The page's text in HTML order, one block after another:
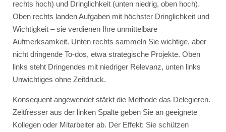
rechts hoch) und Dringlichkeit (unten niedrig, oben hoch).
Oben rechts landen Aufgaben mit höchster Dringlichkeit und
Wichtigkeit – sie verdienen Ihre unmittelbare
Aufmerksamkeit. Unten rechts sammeln Sie wichtige, aber
nicht dringende To-dos, etwa strategische Projekte. Oben
links steht Dringendes mit niedriger Relevanz, unten links
Unwichtiges ohne Zeitdruck.
Konsequent angewendet stärkt die Methode das Delegieren.
Zeitfresser aus der linken Spalte geben Sie an geeignete
Kollegen oder Mitarbeiter ab. Der Effekt: Sie schützen